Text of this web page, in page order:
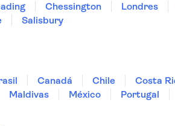
Chessington Londres
Salisbury
Canadá Chile Costa
Maldivas México Portugal